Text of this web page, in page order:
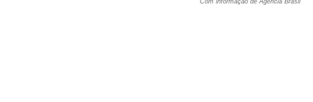
Com informação de Agência Brasil